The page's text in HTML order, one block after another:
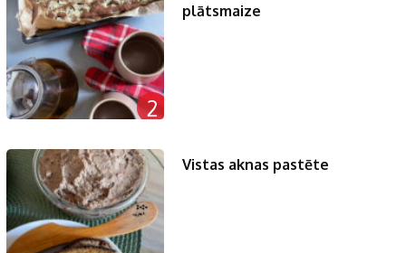
2
plātsmaize
Vistas aknas pastēte